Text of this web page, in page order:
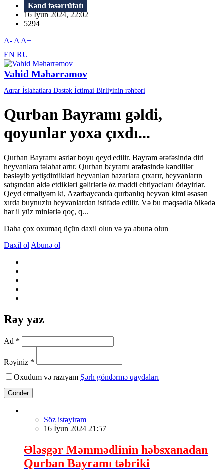
Kənd təsərrüfatı
16 İyun 2024, 22:02
5294
A- A A+
EN RU
Vahid Məhərrəmov
Aqrar İslahatlara Dəstək İctimai Birliyinin rəhbəri
Qurban Bayramı gəldi,
qoyunlar yoxa çıxdı...
Qurban Bayramı əsrlər boyu qeyd edilir. Bayram ərəfəsində diri
heyvanlara təlabat artır. Qurban bayramı ərəfəsində kəndlilər
bəsləyib yetişdirdikləri heyvanları bazarlara çıxarır, heyvanların
satışından əldə etdikləri gəlirlərlə öz maddi ehtiyaclarıı ödəyirlər.
Qeyd etməliyəm ki, Azərbaycanda qurbanlıq heyvan kimi əsasən
xırda buynuzlu heyvanlardan istifadə edilir. Və bu məqsədlə ölkədə
hər il yüz minlərlə qoç, q...
Daha çox oxumaq üçün daxil olun və ya abunə olun
Daxil ol Abunə ol
Rəy yaz
Ad *
Rəyiniz *
Oxudum və razıyam Şərh göndərmə qaydaları
Göndər
Söz istəyirəm
16 İyun 2024 21:57
Ələsgər Məmmədlinin həbsxanadan
Qurban Bayramı təbriki